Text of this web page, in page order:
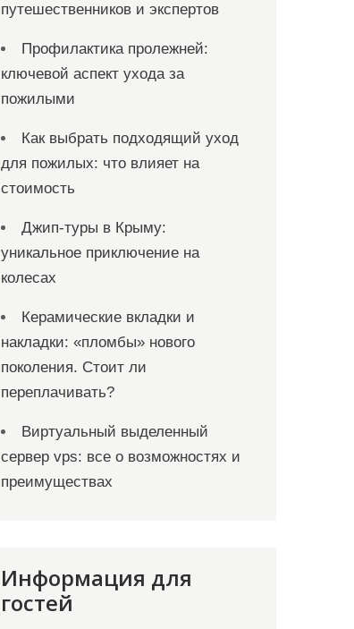
путешественников и экспертов
Профилактика пролежней:
ключевой аспект ухода за
пожилыми
Как выбрать подходящий уход
для пожилых: что влияет на
стоимость
Джип-туры в Крыму:
уникальное приключение на
колесах
Керамические вкладки и
накладки: «пломбы» нового
поколения. Стоит ли
переплачивать?
Виртуальный выделенный
сервер vps: все о возможностях и
преимуществах
Информация для
гостей